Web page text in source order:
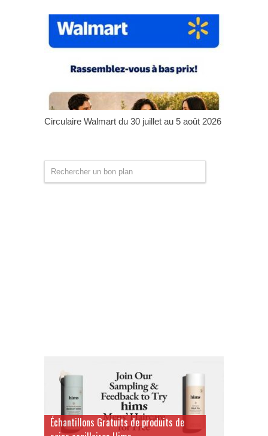
Circulaire Walmart du 30 juillet au 5 août 2026
Échantillons Gratuits de produits de